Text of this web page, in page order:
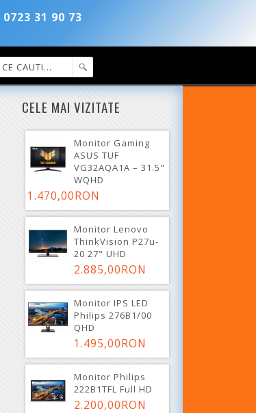
0723 31 90 73
CELE MAI VIZITATE
Monitor Gaming
ASUS TUF
VG32AQA1A – 31.5"
WQHD
1.470,00RON
Monitor Lenovo
ThinkVision P27u-
20 27" UHD
2.885,00RON
Monitor IPS LED
Philips 276B1/00
QHD
1.495,00RON
Monitor Philips
222B1TFL Full HD
2.200,00RON